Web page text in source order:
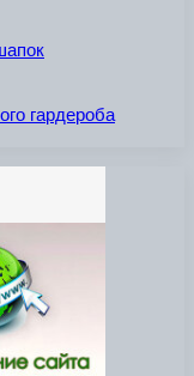
гардероба